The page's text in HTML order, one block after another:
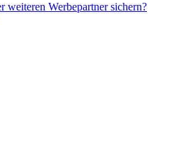
weiteren Werbepartner sichern?